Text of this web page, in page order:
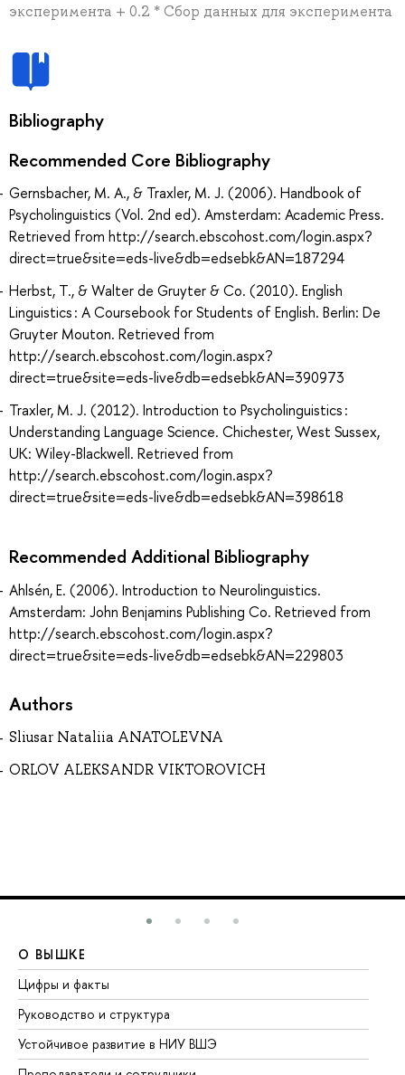
эксперимента + 0.2 * Сбор данных для эксперимента
Bibliography
Recommended Core Bibliography
Gernsbacher, M. A., & Traxler, M. J. (2006). Handbook of
Psycholinguistics (Vol. 2nd ed). Amsterdam: Academic Press.
Retrieved from http://search.ebscohost.com/login.aspx?
direct=true&site=eds-live&db=edsebk&AN=187294
Herbst, T., & Walter de Gruyter & Co. (2010). English
Linguistics : A Coursebook for Students of English. Berlin: De
Gruyter Mouton. Retrieved from
http://search.ebscohost.com/login.aspx?
direct=true&site=eds-live&db=edsebk&AN=390973
Traxler, M. J. (2012). Introduction to Psycholinguistics :
Understanding Language Science. Chichester, West Sussex,
UK: Wiley-Blackwell. Retrieved from
http://search.ebscohost.com/login.aspx?
direct=true&site=eds-live&db=edsebk&AN=398618
Recommended Additional Bibliography
Ahlsén, E. (2006). Introduction to Neurolinguistics.
Amsterdam: John Benjamins Publishing Co. Retrieved from
http://search.ebscohost.com/login.aspx?
direct=true&site=eds-live&db=edsebk&AN=229803
Authors
Sliusar Nataliia ANATOLEVNA
ORLOV ALEKSANDR VIKTOROVICH
О ВЫШКЕ
Цифры и факты
Руководство и структура
Устойчивое развитие в НИУ ВШЭ